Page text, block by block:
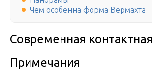
Чем особенна форма Вермахта
Современная
Примечания